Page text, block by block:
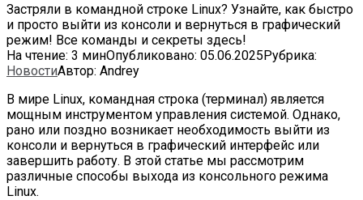
Застряли в командной строке Linux? Узнайте, как быстро
и просто выйти из консоли и вернуться в графический
режим! Все команды и секреты здесь!
На чтение: 3 минОпубликовано: 05.06.2025Рубрика:
НовостиАвтор: Andrey
В мире Linux, командная строка (терминал) является
мощным инструментом управления системой. Однако,
рано или поздно возникает необходимость выйти из
консоли и вернуться в графический интерфейс или
завершить работу. В этой статье мы рассмотрим
различные способы выхода из консольного режима
Linux.